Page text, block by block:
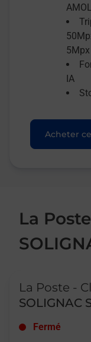
5Mpx
IA
Acheter
La
La Poste -
SOLIGNAC
Fermé